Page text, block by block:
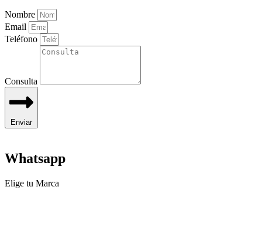
Nombre
Email
Teléfono
Consulta
Enviar
Whatsapp
Elige tu Marca